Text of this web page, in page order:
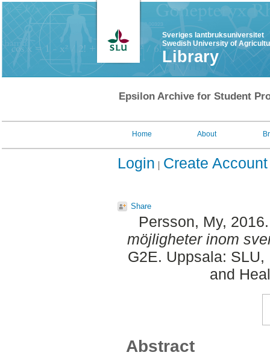
Sveriges lantbruksuniversitet
Swedish University of
Library
Epsilon Archive for Student
Home About
Login Create Account
Share
Persson, My,
möjligheter inom
G2E. Uppsala:
and
Abstract